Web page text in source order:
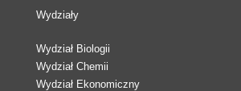
Wydziały
Wydział Biologii
Wydział Chemii
Wydział Ekonomiczny